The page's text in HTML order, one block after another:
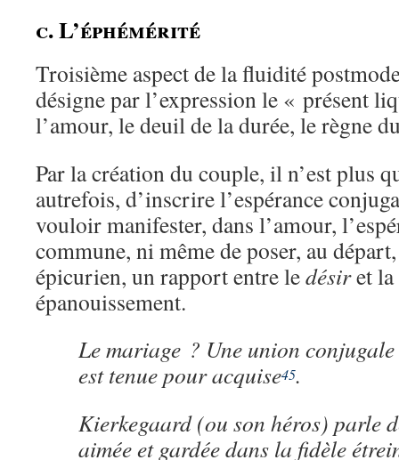
c. L’éphémérité
Troisième aspect de la fluidité
désigne par l’expression le « présent
l’amour, le deuil de la durée, le règne
Par la création du couple, il n’est plus
autrefois, d’inscrire l’espérance
vouloir manifester, dans l’amour,
commune, ni même de poser, au
épicurien, un rapport entre ledésiret la
épanouissement.
Le mariage ? Une union
est tenue pour acquise45.
Kierkegaard (ou son héros) parle
aimée et gardée dans la fidèle